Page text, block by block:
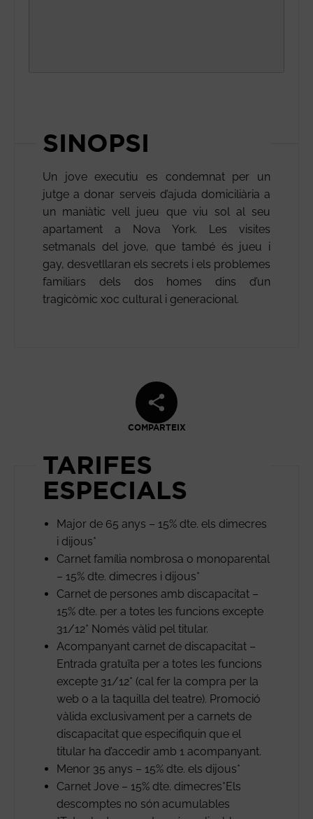
SINOPSI
Un jove executiu es condemnat per un
jutge a donar serveis d’ajuda domiciliària a
un maniàtic vell jueu que viu sol al seu
apartament a Nova York. Les visites
setmanals del jove, que també és jueu i
gay, desvetllaran els secrets i els problemes
familiars dels dos homes dins d’un
tragicòmic xoc cultural i generacional.
COMPARTEIX
TARIFES
ESPECIALS
Major de 65 anys – 15% dte. els dimecres
i dijous*
Carnet família nombrosa o monoparental
– 15% dte. dimecres i dijous*
Carnet de persones amb discapacitat –
15% dte. per a totes les funcions excepte
31/12* Només vàlid pel titular.
Acompanyant carnet de discapacitat –
Entrada gratuïta per a totes les funcions
excepte 31/12* (cal fer la compra per la
web o a la taquilla del teatre). Promoció
vàlida exclusivament per a carnets de
discapacitat que especifiquin que el
titular ha d’accedir amb 1 acompanyant.
Menor 35 anys – 15% dte. els dijous*
Carnet Jove – 15% dte. dimecres*Els
descomptes no són acumulables